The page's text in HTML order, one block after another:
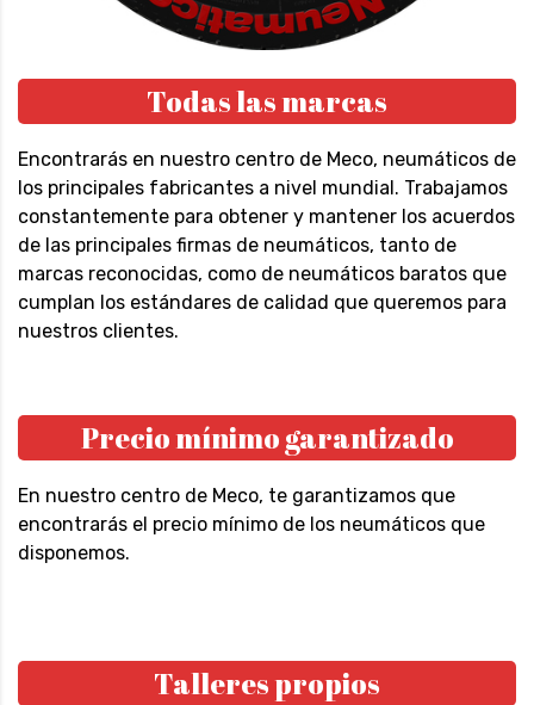
Todas las marcas
Encontrarás en nuestro centro de Meco, neumáticos de
los principales fabricantes a nivel mundial. Trabajamos
constantemente para obtener y mantener los acuerdos
de las principales firmas de neumáticos, tanto de
marcas reconocidas, como de neumáticos baratos que
cumplan los estándares de calidad que queremos para
nuestros clientes.
Precio mínimo garantizado
En nuestro centro de Meco, te garantizamos que
encontrarás el precio mínimo de los neumáticos que
disponemos.
Talleres propios